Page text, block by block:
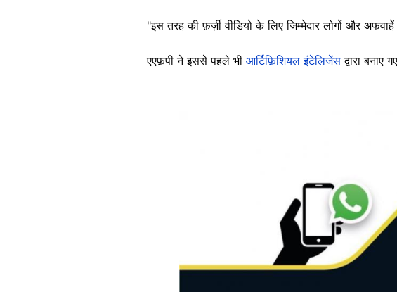
"इस तरह की फ़र्ज़ी वीडियो के लिए जिम्मेदार लोगों और
एएफ़पी ने इससे पहले भी आर्टिफ़िशियल इंटेलिजेंस द्वारा